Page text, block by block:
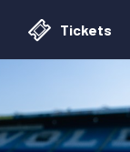
Tickets